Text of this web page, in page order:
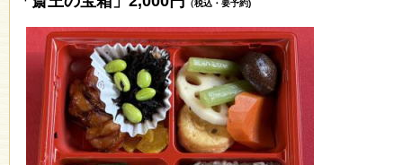
（税込・要予約)